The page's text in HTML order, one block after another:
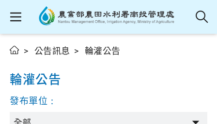
公告訊息 輪灌公告
輪灌公告
發布單位：